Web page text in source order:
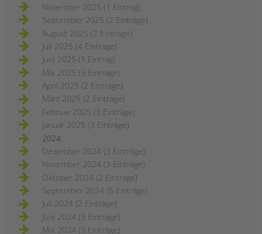
November 2025 (1 Eintrag)
September 2025 (2 Einträge)
August 2025 (2 Einträge)
Juli 2025 (4 Einträge)
Juni 2025 (1 Eintrag)
Mai 2025 (3 Einträge)
April 2025 (2 Einträge)
März 2025 (2 Einträge)
Februar 2025 (3 Einträge)
Januar 2025 (3 Einträge)
2024
Dezember 2024 (3 Einträge)
November 2024 (3 Einträge)
Oktober 2024 (2 Einträge)
September 2024 (5 Einträge)
Juli 2024 (2 Einträge)
Juni 2024 (3 Einträge)
Mai 2024 (3 Einträge)